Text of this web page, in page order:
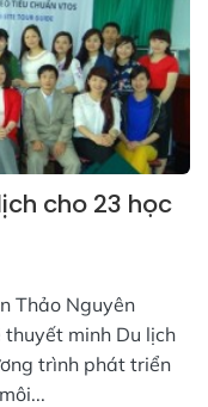
cho 23 học
Thảo Nguyên
thuyết minh Du lịch
trình phát triển